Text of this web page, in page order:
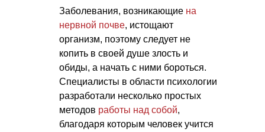
Заболевания, возникающие на
нервной почве, истощают
организм, поэтому следует не
копить в своей душе злость и
обиды, а начать с ними бороться.
Специалисты в области психологии
разработали несколько простых
методов работы над собой,
благодаря которым человек учится